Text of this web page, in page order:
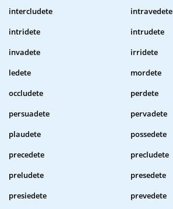
intercludete
intravedete
intridete
intrudete
invadete
irridete
ledete
mordete
occludete
perdete
persuadete
pervadete
plaudete
possedete
precedete
precludete
preludete
presedete
presiedete
prevedete